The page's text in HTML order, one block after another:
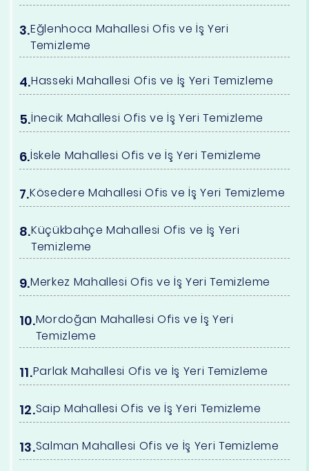
Eğlenhoca Mahallesi Ofis ve İş Yeri
Temizleme
Hasseki Mahallesi Ofis ve İş Yeri Temizleme
İnecik Mahallesi Ofis ve İş Yeri Temizleme
İskele Mahallesi Ofis ve İş Yeri Temizleme
Kösedere Mahallesi Ofis ve İş Yeri Temizleme
Küçükbahçe Mahallesi Ofis ve İş Yeri
Temizleme
Merkez Mahallesi Ofis ve İş Yeri Temizleme
Mordoğan Mahallesi Ofis ve İş Yeri
Temizleme
Parlak Mahallesi Ofis ve İş Yeri Temizleme
Saip Mahallesi Ofis ve İş Yeri Temizleme
Salman Mahallesi Ofis ve İş Yeri Temizleme